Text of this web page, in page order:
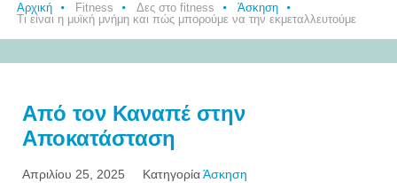
Αρχική Fitness Δες στο fitness
Άσκηση
Τι είναι η μυϊκή μνήμη και πώς μπορούμε να την εκμεταλλευτούμε
Από τον Καναπέ στην
Αποκατάσταση
Απριλίου 25, 2025 ΚατηγορίαΆσκηση